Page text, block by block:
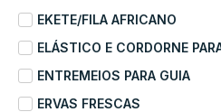
EKETE/FILA AFRICANO
ELÁSTICO E CORDORNE
ENTREMEIOS PARA GUIA
ERVAS FRESCAS